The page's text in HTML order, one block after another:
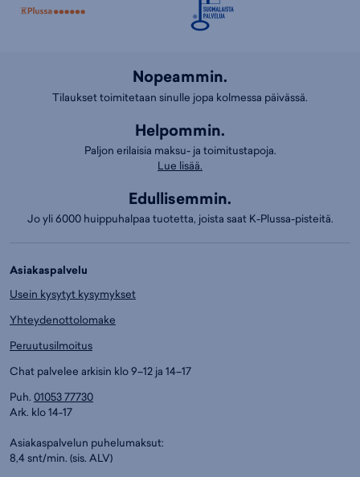
Nopeammin.
Tilaukset toimitetaan sinulle jopa kolmessa päivässä.
Helpommin.
Paljon erilaisia maksu- ja toimitustapoja.
Lue lisää.
Edullisemmin.
Jo yli 6000 huippuhalpaa tuotetta, joista saat K-Plussa-pisteitä.
Asiakaspalvelu
Usein kysytyt kysymykset
Yhteydenottolomake
Peruutusilmoitus
Chat palvelee arkisin klo 9–12 ja 14–17
Puh. 01053 77730
Ark. klo 14-17
Asiakaspalvelun puhelumaksut:
8,4 snt/min. (sis. ALV)